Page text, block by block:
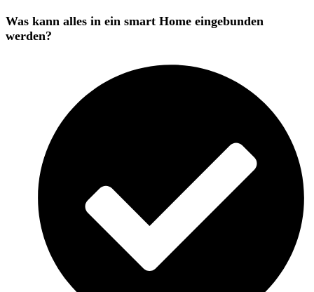
Was kann alles in ein smart Home eingebunden
werden?